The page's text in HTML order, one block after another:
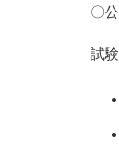
〇
試